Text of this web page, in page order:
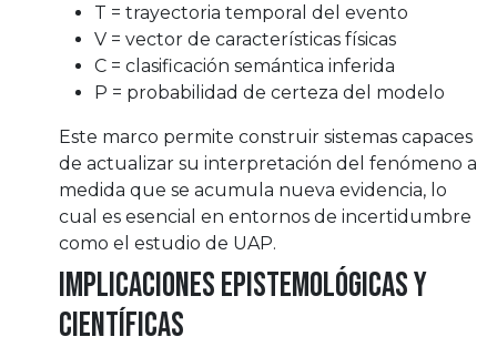
T = trayectoria temporal del evento
V = vector de características físicas
C = clasificación semántica inferida
P = probabilidad de certeza del modelo
Este marco permite construir sistemas capaces
de actualizar su interpretación del fenómeno a
medida que se acumula nueva evidencia, lo
cual es esencial en entornos de incertidumbre
como el estudio de UAP.
Implicaciones epistemológicas y
científicas